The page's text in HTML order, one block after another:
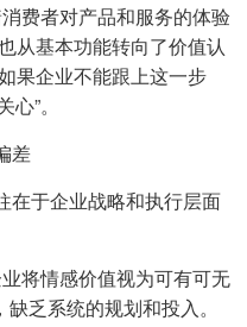
费者对产品和服务的体验
从基本功能转向了价值认
果企业不能跟上这一步
”。
差
在于企业战略和执行层面
将情感价值视为可有可无
乏系统的规划和投入。